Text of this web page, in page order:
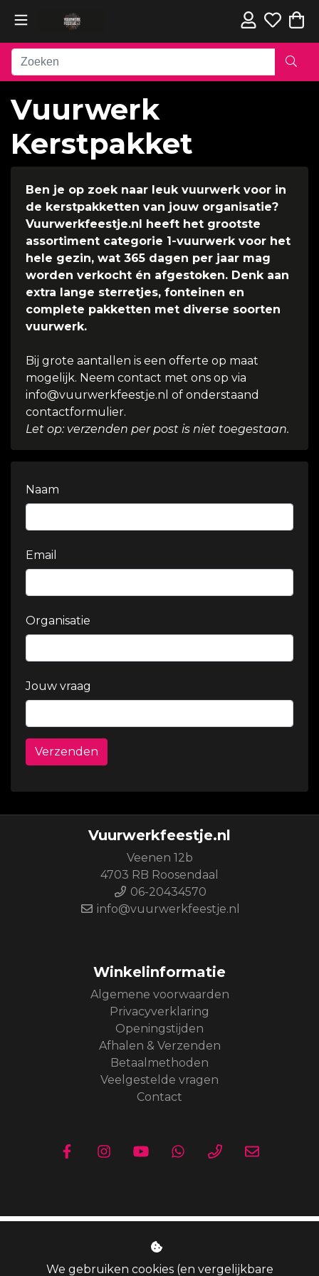
Vuurwerk
Kerstpakket
Ben je op zoek naar leuk vuurwerk voor in
de kerstpakketten van jouw organisatie?
Vuurwerkfeestje.nl heeft het grootste
assortiment categorie 1-vuurwerk voor het
hele gezin, wat 365 dagen per jaar mag
worden verkocht én afgestoken. Denk aan
extra lange sterretjes, fonteinen en
complete pakketten met diverse soorten
vuurwerk.
Bij grote aantallen is een offerte op maat
mogelijk. Neem contact met ons op via
info@vuurwerkfeestje.nl of onderstaand
contactformulier.
Let op: verzenden per post is niet toegestaan.
Naam
Email
Organisatie
Jouw vraag
Verzenden
We gebruiken cookies (en vergelijkbare
Vuurwerkfeestje.nl
Veenen 12b
4703 RB Roosendaal
06-20434570
info@vuurwerkfeestje.nl
Winkelinformatie
Algemene voorwaarden
Privacyverklaring
Openingstijden
Afhalen & Verzenden
Betaalmethoden
Veelgestelde vragen
Contact